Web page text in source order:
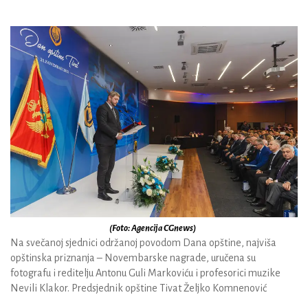
(Foto: Agencija CGnews)
Na svečanoj sjednici održanoj povodom Dana opštine, najviša
opštinska priznanja – Novembarske nagrade, uručena su
fotografu i reditelju Antonu Guli Markoviću i profesorici muzike
Nevili Klakor. Predsjednik opštine Tivat Željko Komnenović